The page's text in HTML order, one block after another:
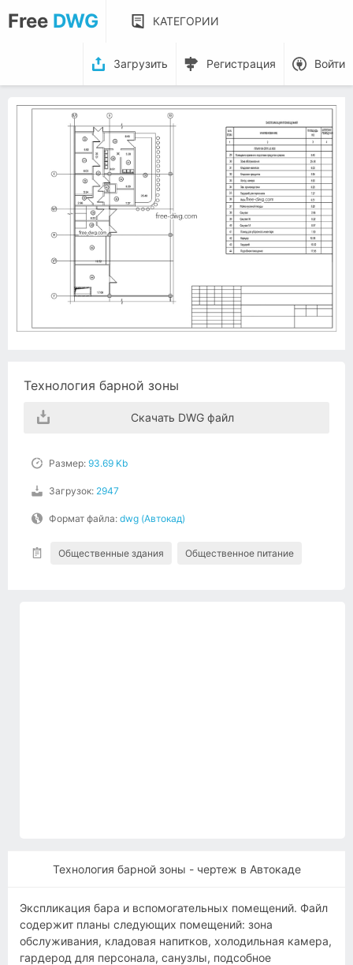
Free DWG КАТЕГОРИИ
Загрузить Регистрация Войти
Технология барной зоны
Скачать DWG файл
Размер: 93.69 Kb
Загрузок: 2947
Формат файла: dwg (Автокад)
Общественные здания Общественное питание
Технология барной зоны - чертеж в Автокаде
Экспликация бара и вспомогательных помещений. Файл
содержит планы следующих помещений: зона
обслуживания, кладовая напитков, холодильная камера,
гардерод для персонала, санузлы, подсобное